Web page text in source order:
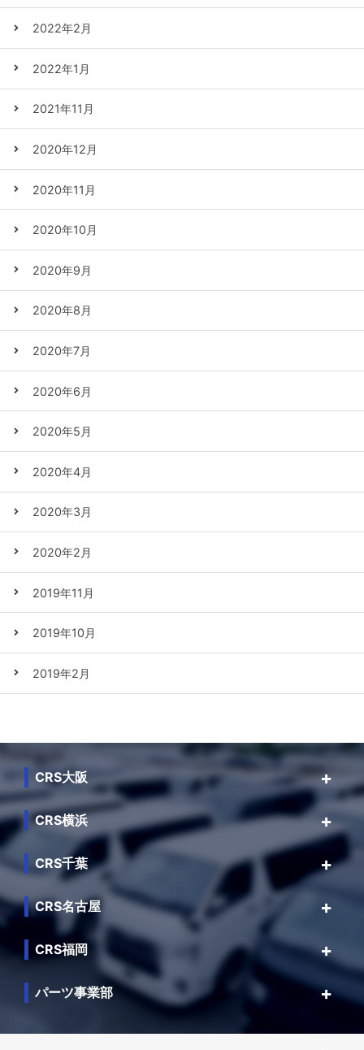
2022年2月
2022年1月
2021年11月
2020年12月
2020年11月
2020年10月
2020年9月
2020年8月
2020年7月
2020年6月
2020年5月
2020年4月
2020年3月
2020年2月
2019年11月
2019年10月
2019年2月
CRS大阪
CRS横浜
CRS千葉
CRS名古屋
CRS福岡
パーツ事業部